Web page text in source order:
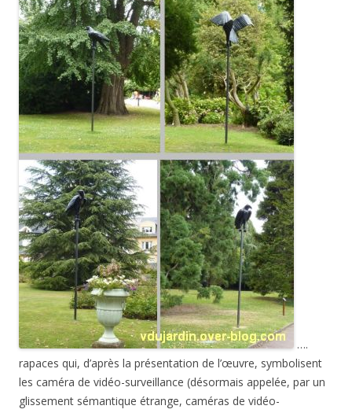
….
rapaces qui, d’après la présentation de l’œuvre, symbolisent
les caméra de vidéo-surveillance (désormais appelée, par un
glissement sémantique étrange, caméras de vidéo-